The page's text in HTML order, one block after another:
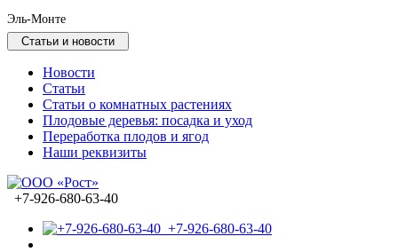
Эль-Монте
Статьи и новости
Новости
Статьи
Статьи о комнатных растениях
Плодовые деревья: посадка и уход
Переработка плодов и ягод
Наши реквизиты
+7-926-680-63-40
+7-926-680-63-40